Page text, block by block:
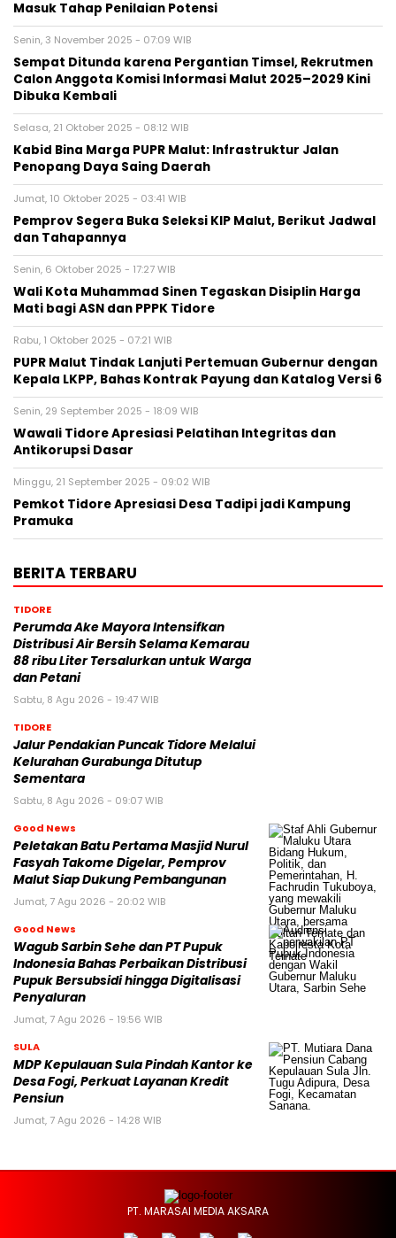
Masuk Tahap Penilaian Potensi
Senin, 3 November 2025 - 07:09 WIB
Sempat Ditunda karena Pergantian Timsel, Rekrutmen
Calon Anggota Komisi Informasi Malut 2025–2029 Kini
Dibuka Kembali
Selasa, 21 Oktober 2025 - 08:12 WIB
Kabid Bina Marga PUPR Malut: Infrastruktur Jalan
Penopang Daya Saing Daerah
Jumat, 10 Oktober 2025 - 03:41 WIB
Pemprov Segera Buka Seleksi KIP Malut, Berikut Jadwal
dan Tahapannya
Senin, 6 Oktober 2025 - 17:27 WIB
Wali Kota Muhammad Sinen Tegaskan Disiplin Harga
Mati bagi ASN dan PPPK Tidore
Rabu, 1 Oktober 2025 - 07:21 WIB
PUPR Malut Tindak Lanjuti Pertemuan Gubernur dengan
Kepala LKPP, Bahas Kontrak Payung dan Katalog Versi 6
Senin, 29 September 2025 - 18:09 WIB
Wawali Tidore Apresiasi Pelatihan Integritas dan
Antikorupsi Dasar
Minggu, 21 September 2025 - 09:02 WIB
Pemkot Tidore Apresiasi Desa Tadipi jadi Kampung
Pramuka
BERITA TERBARU
TIDORE
Perumda Ake Mayora Intensifkan
Distribusi Air Bersih Selama Kemarau
88 ribu Liter Tersalurkan untuk Warga
dan Petani
Sabtu, 8 Agu 2026 - 19:47 WIB
TIDORE
Jalur Pendakian Puncak Tidore Melalui
Kelurahan Gurabunga Ditutup
Sementara
Sabtu, 8 Agu 2026 - 09:07 WIB
Good News
Peletakan Batu Pertama Masjid Nurul
Fasyah Takome Digelar, Pemprov
Malut Siap Dukung Pembangunan
Jumat, 7 Agu 2026 - 20:02 WIB
Good News
Wagub Sarbin Sehe dan PT Pupuk
Indonesia Bahas Perbaikan Distribusi
Pupuk Bersubsidi hingga Digitalisasi
Penyaluran
Jumat, 7 Agu 2026 - 19:56 WIB
SULA
MDP Kepulauan Sula Pindah Kantor ke
Desa Fogi, Perkuat Layanan Kredit
Pensiun
Jumat, 7 Agu 2026 - 14:28 WIB
PT. MARASAI MEDIA AKSARA